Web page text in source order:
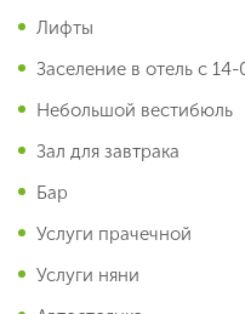
Лифты
Заселение в отель с 14-
Небольшой вестибюль
Зал для завтрака
Бар
Услуги прачечной
Услуги няни